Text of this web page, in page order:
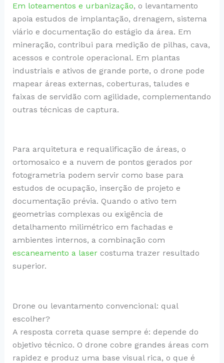
Em loteamentos e urbanização, o levantamento
apoia estudos de implantação, drenagem, sistema
viário e documentação do estágio da área. Em
mineração, contribui para medição de pilhas, cava,
acessos e controle operacional. Em plantas
industriais e ativos de grande porte, o drone pode
mapear áreas externas, coberturas, taludes e
faixas de servidão com agilidade, complementando
outras técnicas de captura.
Para arquitetura e requalificação de áreas, o
ortomosaico e a nuvem de pontos gerados por
fotogrametria podem servir como base para
estudos de ocupação, inserção de projeto e
documentação prévia. Quando o ativo tem
geometrias complexas ou exigência de
detalhamento milimétrico em fachadas e
ambientes internos, a combinação com
escaneamento a lasercostuma trazer resultado
superior.
Drone ou levantamento convencional: qual
escolher?
A resposta correta quase sempre é: depende do
objetivo técnico. O drone cobre grandes áreas com
rapidez e produz uma base visual rica, o que é